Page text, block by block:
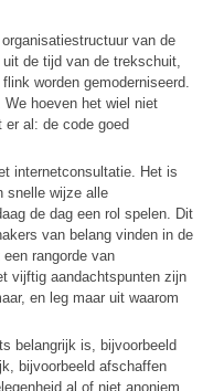
van de
uit de tijd van de trekschuit,
worden gemoderniseerd.
We hoeven het wiel niet
er al: de code goed
internetconsultatie. Het is
snelle wijze alle
de dag een rol spelen. Dit
van belang vinden in de
rangorde van
vijftig aandachtspunten zijn
en leg maar uit waarom
belangrijk is, bijvoorbeeld
bijvoorbeeld afschaffen
al of niet anoniem